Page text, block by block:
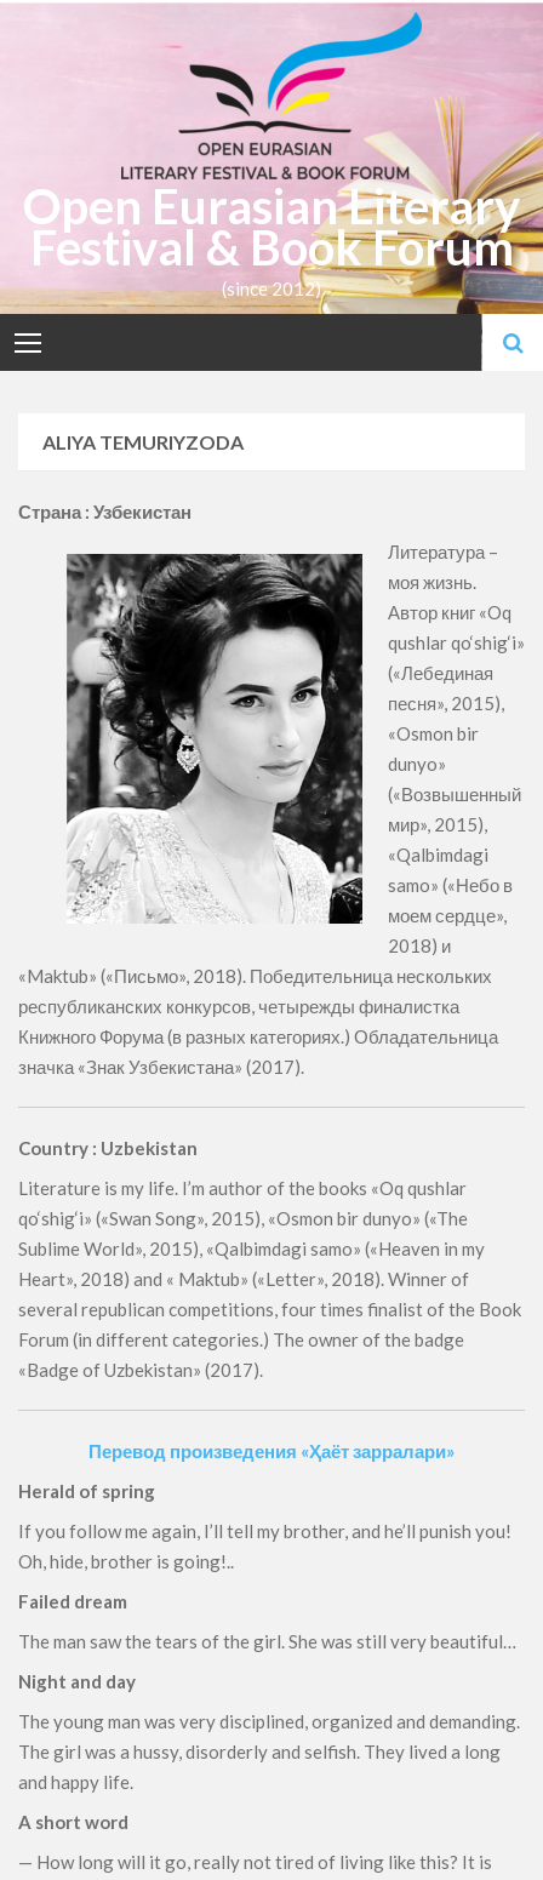
Open Eurasian Literary
Festival & Book Forum
(since 2012)
ALIYA TEMURIYZODA
Страна : Узбекистан
Литература –
моя жизнь.
Автор книг «Oq
qushlar qo‘shig‘i»
(«Лебединая
песня», 2015),
«Osmon bir
dunyo»
(«Возвышенный
мир», 2015),
«Qalbimdagi
samo» («Небо в
моем сердце»,
2018) и
«Maktub» («Письмо», 2018). Победительница нескольких
республиканских конкурсов, четырежды финалистка
Книжного Форума (в разных категориях.) Обладательница
значка «Знак Узбекистана» (2017).
Country : Uzbekistan
Literature is my life. I’m author of the books «Oq qushlar
qo‘shig‘i» («Swan Song», 2015), «Osmon bir dunyo» («The
Sublime World», 2015), «Qalbimdagi samo» («Heaven in my
Heart», 2018) and « Maktub» («Letter», 2018). Winner of
several republican competitions, four times finalist of the Book
Forum (in different categories.) The owner of the badge
«Badge of Uzbekistan» (2017).
Перевод произведения «Ҳаёт зарралари»
Herald of spring
If you follow me again, I’ll tell my brother, and he’ll punish you!
Oh, hide, brother is going!..
Failed dream
The man saw the tears of the girl. She was still very beautiful…
Night and day
The young man was very disciplined, organized and demanding.
The girl was a hussy, disorderly and selfish. They lived a long
and happy life.
A short word
— How long will it go, really not tired of living like this? It is